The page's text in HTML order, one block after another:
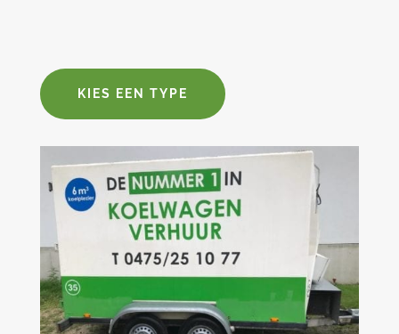
KIES EEN TYPE